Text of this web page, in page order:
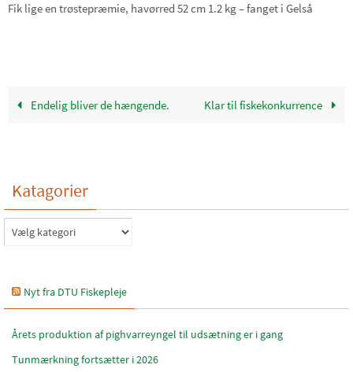
Fik lige en trøstepræmie, havørred 52 cm 1.2 kg – fanget i Gelså
Endelig bliver de hængende. Klar til fiskekonkurrence
Katagorier
Katagorier
Nyt fra DTU Fiskepleje
Årets produktion af pighvarreyngel til udsætning er i gang
Tunmærkning fortsætter i 2026